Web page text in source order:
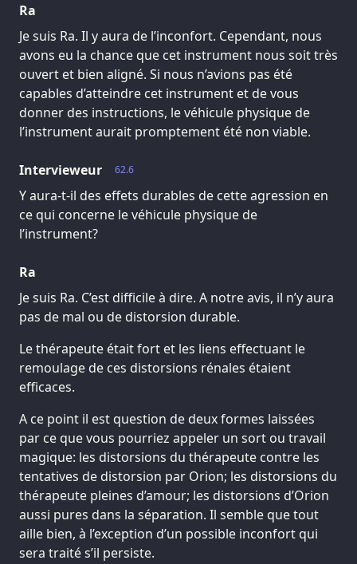
Ra
Je suis Ra. Il y aura de l’inconfort. Cependant, nous
avons eu la chance que cet instrument nous soit très
ouvert et bien aligné. Si nous n’avions pas été
capables d’atteindre cet instrument et de vous
donner des instructions, le véhicule physique de
l’instrument aurait promptement été non viable.
62.6
Intervieweur
Y aura-t-il des effets durables de cette agression en
ce qui concerne le véhicule physique de
l’instrument?
Ra
Je suis Ra. C’est difficile à dire. A notre avis, il n’y aura
pas de mal ou de distorsion durable.
Le thérapeute était fort et les liens effectuant le
remoulage de ces distorsions rénales étaient
efficaces.
A ce point il est question de deux formes laissées
par ce que vous pourriez appeler un sort ou travail
magique: les distorsions du thérapeute contre les
tentatives de distorsion par Orion; les distorsions du
thérapeute pleines d’amour; les distorsions d’Orion
aussi pures dans la séparation. Il semble que tout
aille bien, à l’exception d’un possible inconfort qui
sera traité s’il persiste.